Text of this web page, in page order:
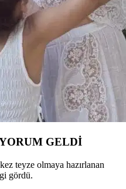
GELDİ
teyze olmaya hazırlanan
gördü.